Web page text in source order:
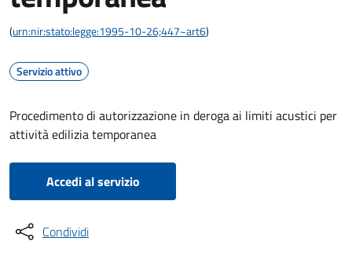
(urn:nir:stato:legge:1995-10-26;447~art6)
Servizio attivo
Procedimento di autorizzazione in deroga ai limiti acustici per
attività edilizia temporanea
Accedi al servizio
Condividi